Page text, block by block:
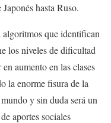
hasta Ruso.
que identifican
los niveles de dificultad
aumento en las clases
la enorme fisura de la
y sin duda será un
aportes sociales